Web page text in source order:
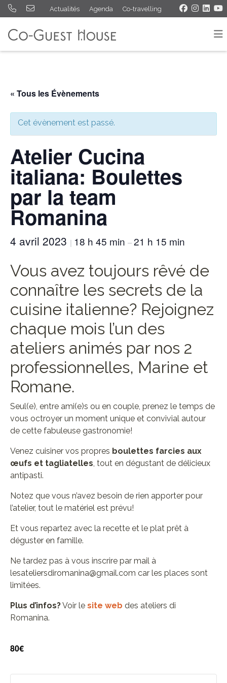
Actualités Agenda Co-travelling
« Tous les Évènements
Cet évènement est passé.
Atelier Cucina
italiana: Boulettes
par la team
Romanina
4 avril 2023 | 18 h 45 min –21 h 15 min
Vous avez toujours rêvé de
connaître les secrets de la
cuisine italienne? Rejoignez
chaque mois l’un des
ateliers animés par nos 2
professionnelles, Marine et
Romane.
Seul(e), entre ami(e)s ou en couple, prenez le temps de
vous octroyer un moment unique et convivial autour
de cette fabuleuse gastronomie!
Venez cuisiner vos propres boulettes farcies aux
œufs et tagliatelles, tout en dégustant de délicieux
antipasti.
Notez que vous n’avez besoin de rien apporter pour
l’atelier, tout le matériel est prévu!
Et vous repartez avec la recette et le plat prêt à
déguster en famille.
Ne tardez pas à vous inscrire par mail à
lesateliersdiromanina@gmail.com car les places sont
limitées.
Plus d’infos?Voir le site web des ateliers di
Romanina.
80€